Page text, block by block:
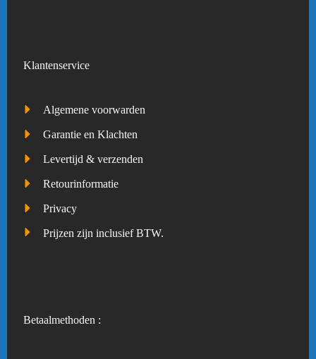
Klantenservice
Algemene voorwarden
Garantie en Klachten
Levertijd & verzenden
Retourinformatie
Privacy
Prijzen zijn inclusief BTW.
Betaalmethoden :